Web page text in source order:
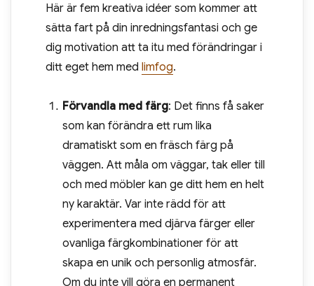
Här är fem kreativa idéer som kommer att
sätta fart på din inredningsfantasi och ge
dig motivation att ta itu med förändringar i
ditt eget hem med limfog.
Förvandla med färg: Det finns få saker
som kan förändra ett rum lika
dramatiskt som en fräsch färg på
väggen. Att måla om väggar, tak eller till
och med möbler kan ge ditt hem en helt
ny karaktär. Var inte rädd för att
experimentera med djärva färger eller
ovanliga färgkombinationer för att
skapa en unik och personlig atmosfär.
Om du inte vill göra en permanent